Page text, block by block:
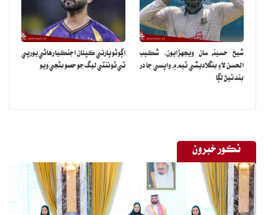
شيخ حسينه سان ويجهڙايون، شڪيب
الحسن لاءِ بنگلاديشي ٽيم ۾ واپسي جا در
بند ٿيڻ لڳا
اڳوڻو ڀارتي ڪپتان اجنڪيا رهاڻي يورپي
ٽي ٽوئنٽي ليگ جو حصو بڻجي ويو
نڪور خبرون